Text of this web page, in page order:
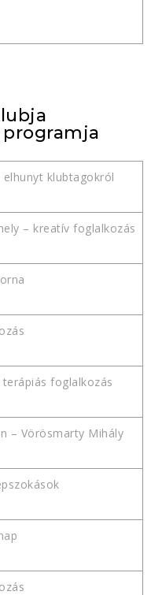
elhunyt klubtagokról
– kreatív foglalkozás
foglalkozás
– Vörösmarty Mihály
nap